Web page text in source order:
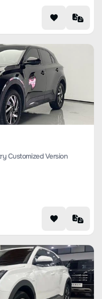
Customized Version